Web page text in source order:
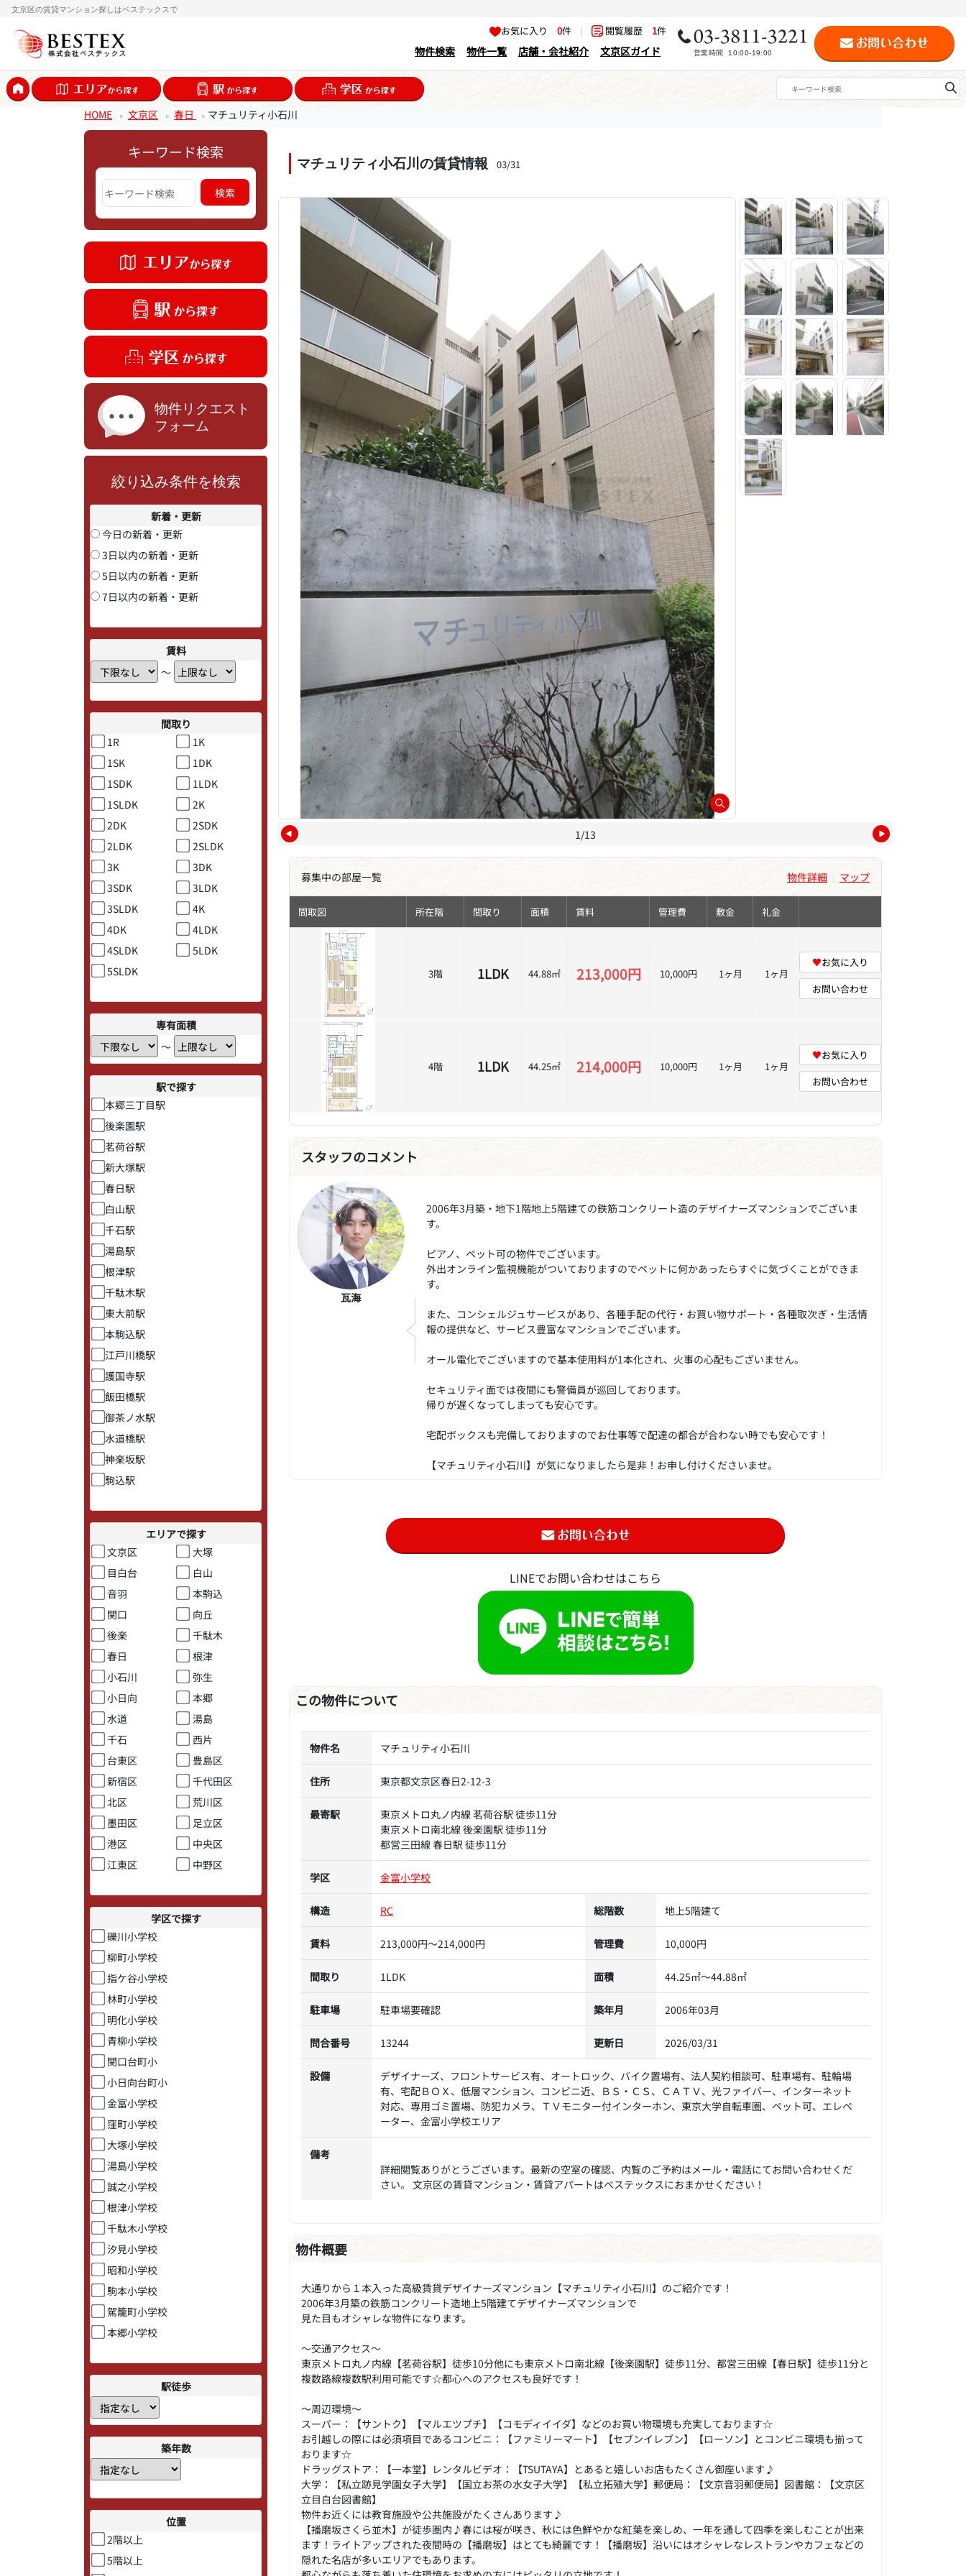
文京区の賃貸マンション探しはベステックスで
お気に入り0件 | 閲覧履歴 1件
物件検索 物件一覧 店舗・会社紹介 文京区ガイド
HOME 文京区 春日 マチュリティ小石川
キーワード検索
絞り込み条件を検索
新着・更新
今日の新着・更新
3日以内の新着・更新
5日以内の新着・更新
7日以内の新着・更新
賃料
〜
間取り
1R
1K
1SK
1DK
1SDK
1LDK
1SLDK
2K
2DK
2SDK
2LDK
2SLDK
3K
3DK
3SDK
3LDK
3SLDK
4K
4DK
4LDK
4SLDK
5LDK
5SLDK
専有面積
〜
駅で探す
本郷三丁目駅
後楽園駅
茗荷谷駅
新大塚駅
春日駅
白山駅
千石駅
湯島駅
根津駅
千駄木駅
東大前駅
本駒込駅
江戸川橋駅
護国寺駅
飯田橋駅
御茶ノ水駅
水道橋駅
神楽坂駅
駒込駅
エリアで探す
文京区
大塚
目白台
白山
音羽
本駒込
関口
向丘
後楽
千駄木
春日
根津
小石川
弥生
小日向
本郷
水道
湯島
千石
西片
台東区
豊島区
新宿区
千代田区
北区
荒川区
墨田区
足立区
港区
中央区
江東区
中野区
学区で探す
礫川小学校
柳町小学校
指ケ谷小学校
林町小学校
明化小学校
青柳小学校
関口台町小
小日向台町小
金富小学校
窪町小学校
大塚小学校
湯島小学校
誠之小学校
根津小学校
千駄木小学校
汐見小学校
昭和小学校
駒本小学校
駕籠町小学校
本郷小学校
駅徒歩
築年数
位置
2階以上
5階以上
マチュリティ小石川の賃貸情報 03/31
1/13
募集中の部屋一覧 物件詳細 | マップ
間取図 所在階 間取り 面積 賃料 管理費 敷金 礼金
3階 1LDK 44.88㎡ 213,000円 10,000円 1ヶ月 1ヶ月
♥お気に入り
お問い合わせ
4階 1LDK 44.25㎡ 214,000円 10,000円 1ヶ月 1ヶ月
♥お気に入り
お問い合わせ
スタッフのコメント
瓦海
2006年3月築・地下1階地上5階建ての鉄筋コンクリート造のデザイナーズマンションでございま
す。
ピアノ、ペット可の物件でございます。
外出オンライン監視機能がついておりますのでペットに何かあったらすぐに気づくことができま
す。
また、コンシェルジュサービスがあり、各種手配の代行・お買い物サポート・各種取次ぎ・生活情
報の提供など、サービス豊富なマンションでございます。
オール電化でございますので基本使用料が1本化され、火事の心配もございません。
セキュリティ面では夜間にも警備員が巡回しております。
帰りが遅くなってしまっても安心です。
宅配ボックスも完備しておりますのでお仕事等で配達の都合が合わない時でも安心です！
【マチュリティ小石川】が気になりましたら是非！お申し付けくださいませ。
LINEでお問い合わせはこちら
この物件について
物件名 マチュリティ小石川
住所 東京都文京区春日2-12-3
最寄駅
東京メトロ丸ノ内線 茗荷谷駅 徒歩11分
東京メトロ南北線 後楽園駅 徒歩11分
都営三田線 春日駅 徒歩11分
学区 金富小学校
構造 RC 総階数 地上5階建て
賃料 213,000円～214,000円 管理費 10,000円
間取り 1LDK 面積 44.25㎡～44.88㎡
駐車場 駐車場要確認 築年月 2006年03月
問合番号 13244 更新日 2026/03/31
設備
デザイナーズ、フロントサービス有、オートロック、バイク置場有、法人契約相談可、駐車場有、駐輪場
有、宅配ＢＯＸ、低層マンション、コンビニ近、ＢＳ・ＣＳ、ＣＡＴＶ、光ファイバー、インターネット
対応、専用ゴミ置場、防犯カメラ、ＴＶモニター付インターホン、東京大学自転車圏、ペット可、エレベ
ーター、金富小学校エリア
備考
詳細閲覧ありがとうございます。最新の空室の確認、内覧のご予約はメール・電話にてお問い合わせくだ
さい。 文京区の賃貸マンション・賃貸アパートはベステックスにおまかせください！
物件概要
大通りから１本入った高級賃貸デザイナーズマンション【マチュリティ小石川】のご紹介です！
2006年3月築の鉄筋コンクリート造地上5階建てデザイナーズマンションで
見た目もオシャレな物件になります。
～交通アクセス～
東京メトロ丸ノ内線【茗荷谷駅】徒歩10分他にも東京メトロ南北線【後楽園駅】徒歩11分、都営三田線【春日駅】徒歩11分と
複数路線複数駅利用可能です☆都心へのアクセスも良好です！
～周辺環境～
スーパー：【サントク】【マルエツプチ】【コモディイイダ】などのお買い物環境も充実しております☆
お引越しの際には必須項目であるコンビニ：【ファミリーマート】【セブンイレブン】【ローソン】とコンビニ環境も揃って
おります☆
ドラッグストア：【一本堂】レンタルビデオ：【TSUTAYA】とあると嬉しいお店もたくさん御座います♪
大学：【私立跡見学園女子大学】【国立お茶の水女子大学】【私立拓殖大学】郵便局：【文京音羽郵便局】図書館：【文京区
立目白台図書館】
物件お近くには教育施設や公共施設がたくさんあります♪
【播磨坂さくら並木】が徒歩圏内♪春には桜が咲き、秋には色鮮やかな紅葉を楽しめ、一年を通して四季を楽しむことが出来
ます！ライトアップされた夜間時の【播磨坂】はとても綺麗です！【播磨坂】沿いにはオシャレなレストランやカフェなどの
隠れた名店が多いエリアでもあります。